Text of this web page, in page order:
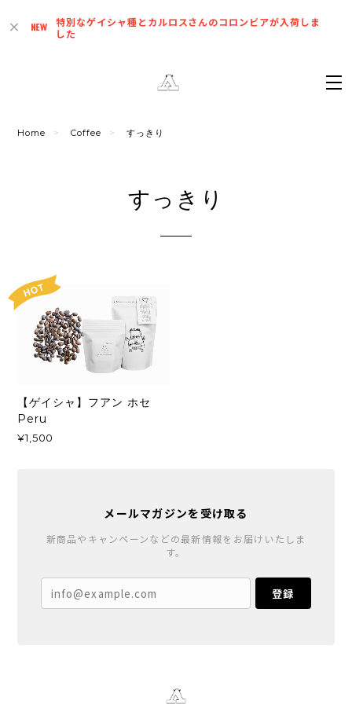
特別なゲイシャ種とカルロスさんのコロンビアが入荷しま
した
Home Coffee すっきり
すっきり
【ゲイシャ】フアン ホセ
Peru
¥1,500
メールマガジンを受け取る
新商品やキャンペーンなどの最新情報をお届けいたしま
す。
登録